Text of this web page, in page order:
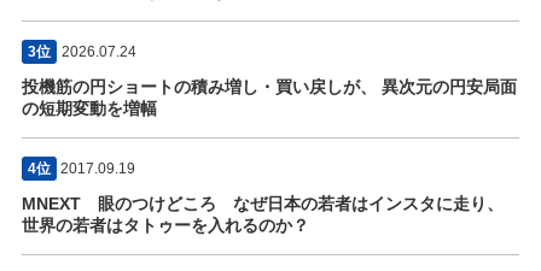
3位 2026.07.24
投機筋の円ショートの積み増し・買い戻しが、 異次元の円安局面
の短期変動を増幅
4位 2017.09.19
MNEXT 眼のつけどころ なぜ日本の若者はインスタに走り、
世界の若者はタトゥーを入れるのか？